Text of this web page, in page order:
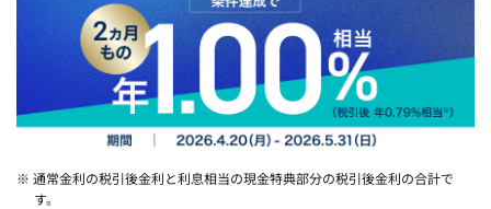
※ 通常金利の税引後金利と利息相当の現金特典部分の税引後金利の合計で
す。